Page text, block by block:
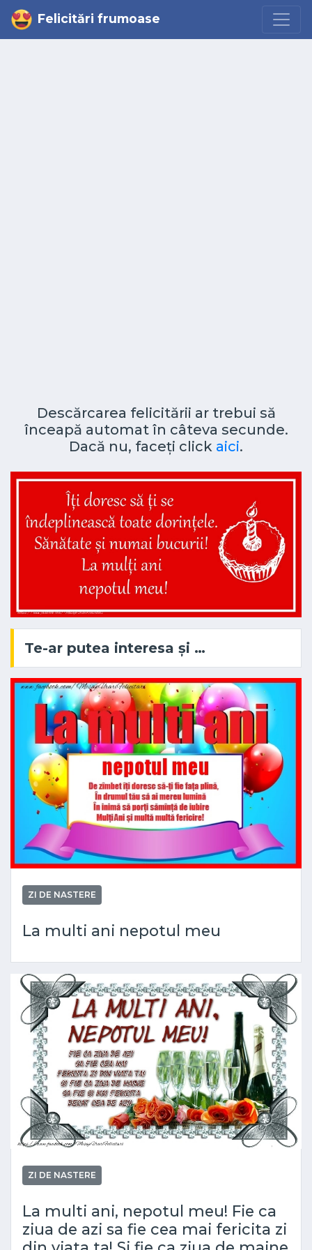
Felicitări frumoase
Descărcarea felicitării ar trebui să
înceapă automat în câteva secunde.
Dacă nu, faceți click aici.
Te-ar putea interesa și …
ZI DE NASTERE
La multi ani nepotul meu
ZI DE NASTERE
La multi ani, nepotul meu! Fie ca
ziua de azi sa fie cea mai fericita zi